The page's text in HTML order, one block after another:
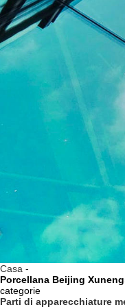
Casa -
Porcellana Beijing
categorie
Parti di apparecchiature